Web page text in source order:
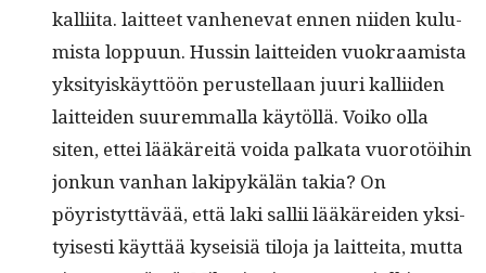
kalli­ita. lait­teet van­henevat ennen niiden kulu­
mista lop­pu­un. Hussin lait­tei­den vuokraamista
yksi­tyiskäyt­töön perustel­laan juuri kalli­iden
lait­tei­den suurem­mal­la käytöl­lä. Voiko olla
siten, ettei lääkäre­itä voi­da palkata vuorotöi­hin
jonkun van­han lakipykälän takia? On
pöyristyt­tävää, että laki sal­lii lääkärei­den yksi­
tyis­es­ti käyt­tää kyseisiä tilo­ja ja lait­tei­ta, mut­ta